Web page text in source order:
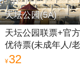
天坛公园(5A)
天坛公园联票+官
优待票(未成年人/
¥32